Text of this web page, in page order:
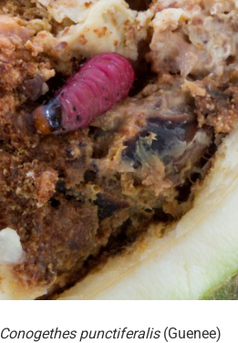
Conogethes punctiferalis (Guenee)